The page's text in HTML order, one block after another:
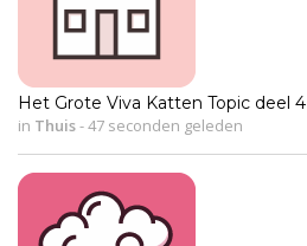
Het Grote Viva Katten Topic deel 4
in Thuis-47 seconden geleden